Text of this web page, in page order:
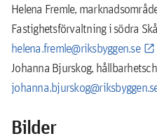
Helena Fremle,
Fastighetsförvaltning i södra
helena.fremle@riksbyggen.se
Johanna Bjurskog,
Bilder